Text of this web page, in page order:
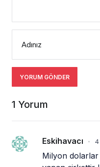
Adınız
YORUM GÖNDER
1 Yorum
Eskihavacı • 4
Milyon dolarlar